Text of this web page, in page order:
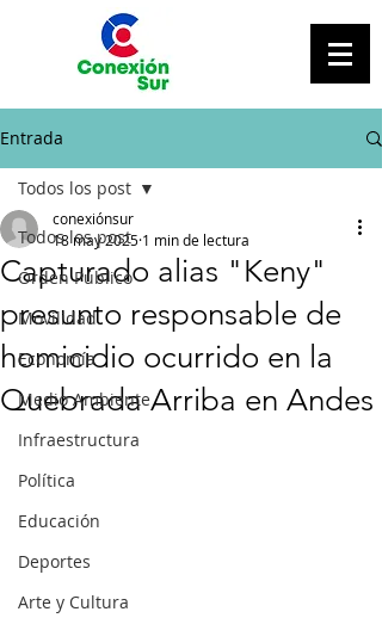
Entrada
Todos los post
Orden Público
Movilidad
Economía
Medio Ambiente
Infraestructura
Política
Educación
Deportes
Arte y Cultura
Todos los post
Capturado alias "Keny"
presunto responsable de
homicidio ocurrido en la
Quebrada Arriba en Andes
conexiónsur
18 may 2025 1 min de lectura